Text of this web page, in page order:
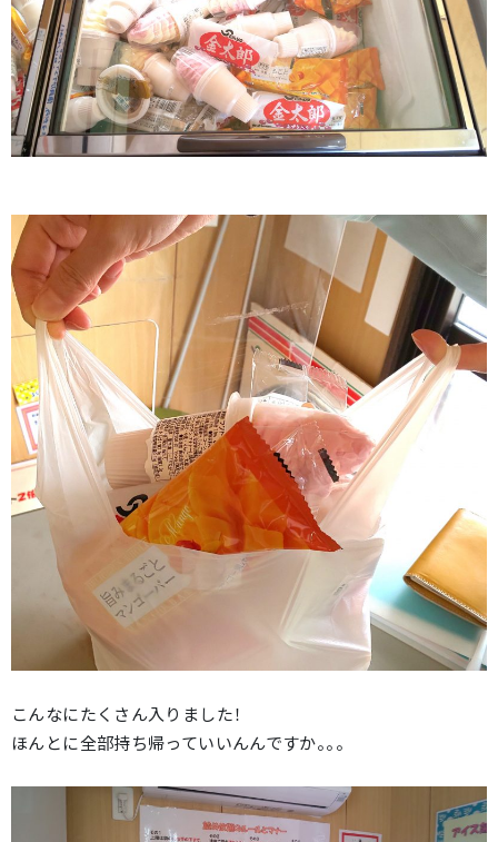
こんなにたくさん入りました！
ほんとに全部持ち帰っていいんんですか。。。